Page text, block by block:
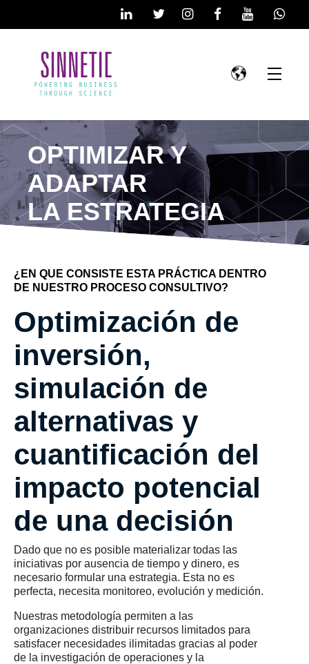
OPTIMIZAR Y
ADAPTAR
LA ESTRATEGIA
¿EN QUE CONSISTE ESTA PRÁCTICA DENTRO
DE NUESTRO PROCESO CONSULTIVO?
Optimización de
inversión,
simulación de
alternativas y
cuantificación del
impacto potencial
de una decisión
Dado que no es posible materializar todas las
iniciativas por ausencia de tiempo y dinero, es
necesario formular una estrategia. Esta no es
perfecta, necesita monitoreo, evolución y medición.
Nuestras metodología permiten a las
organizaciones distribuir recursos limitados para
satisfacer necesidades ilimitadas gracias al poder
de la investigación de operaciones y la